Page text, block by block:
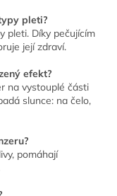
pleti?
pleti. Díky pečujícím
její zdraví.
efekt?
na vystouplé části
slunce: na čelo,
pomáhají